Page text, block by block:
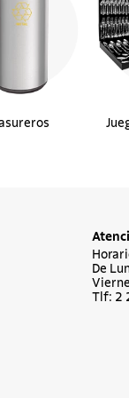
De
Tlf: 2